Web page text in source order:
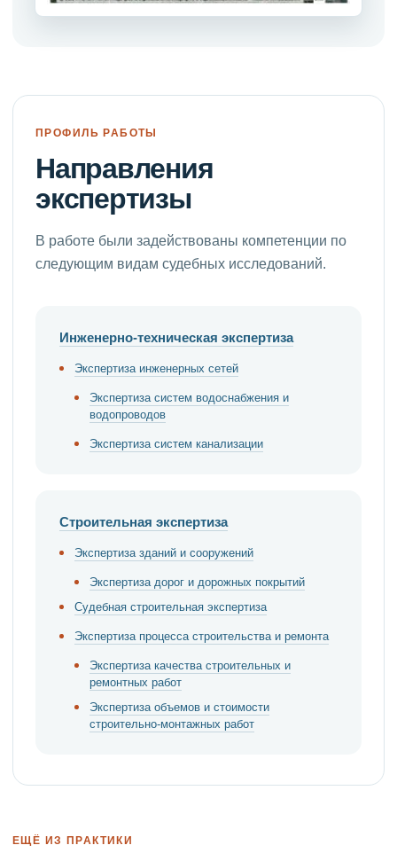
ПРОФИЛЬ РАБОТЫ
Направления
экспертизы
В работе были задействованы компетенции по
следующим видам судебных исследований.
Инженерно-техническая экспертиза
Экспертиза инженерных сетей
Экспертиза систем водоснабжения и
водопроводов
Экспертиза систем канализации
Строительная экспертиза
Экспертиза зданий и сооружений
Экспертиза дорог и дорожных покрытий
Судебная строительная экспертиза
Экспертиза процесса строительства и ремонта
Экспертиза качества строительных и
ремонтных работ
Экспертиза объемов и стоимости
строительно-монтажных работ
ЕЩЁ ИЗ ПРАКТИКИ